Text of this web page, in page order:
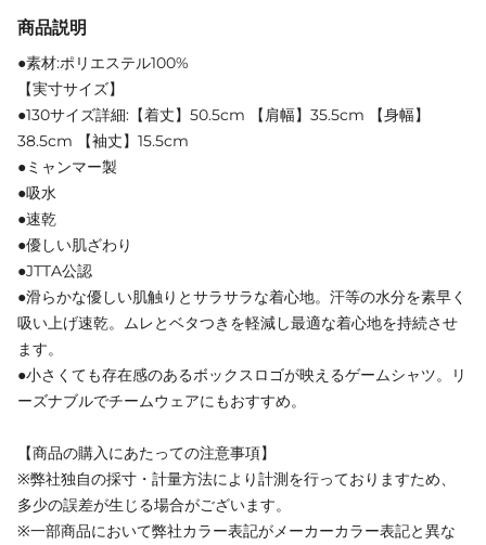
商品説明
●素材:ポリエステル100%
【実寸サイズ】
●130サイズ詳細:【着丈】50.5cm 【肩幅】35.5cm 【身幅】
38.5cm 【袖丈】15.5cm
●ミャンマー製
●吸水
●速乾
●優しい肌ざわり
●JTTA公認
●滑らかな優しい肌触りとサラサラな着心地。汗等の水分を素早く
吸い上げ速乾。ムレとベタつきを軽減し最適な着心地を持続させ
ます。
●小さくても存在感のあるボックスロゴが映えるゲームシャツ。リ
ーズナブルでチームウェアにもおすすめ。
【商品の購入にあたっての注意事項】
※弊社独自の採寸・計量方法により計測を行っておりますため、
多少の誤差が生じる場合がございます。
※一部商品において弊社カラー表記がメーカーカラー表記と異な